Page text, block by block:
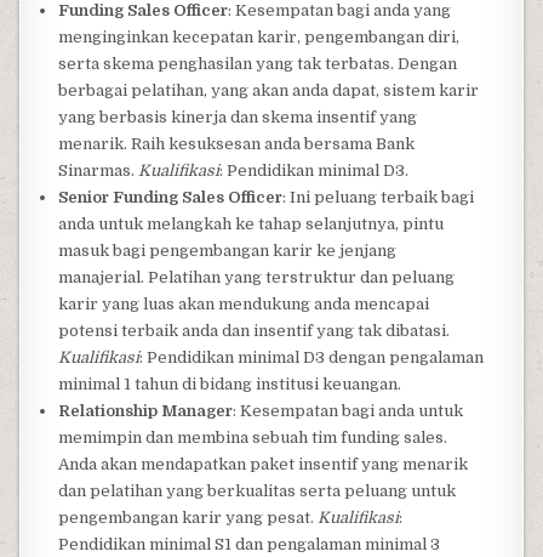
Funding Sales Officer: Kesempatan bagi anda yang
menginginkan kecepatan karir, pengembangan diri,
serta skema penghasilan yang tak terbatas. Dengan
berbagai pelatihan, yang akan anda dapat, sistem karir
yang berbasis kinerja dan skema insentif yang
menarik. Raih kesuksesan anda bersama Bank
Sinarmas.Kualifikasi: Pendidikan minimal D3.
Senior Funding Sales Officer: Ini peluang terbaik bagi
anda untuk melangkah ke tahap selanjutnya, pintu
masuk bagi pengembangan karir ke jenjang
manajerial. Pelatihan yang terstruktur dan peluang
karir yang luas akan mendukung anda mencapai
potensi terbaik anda dan insentif yang tak dibatasi.
Kualifikasi: Pendidikan minimal D3 dengan pengalaman
minimal 1 tahun di bidang institusi keuangan.
Relationship Manager: Kesempatan bagi anda untuk
memimpin dan membina sebuah tim funding sales.
Anda akan mendapatkan paket insentif yang menarik
dan pelatihan yang berkualitas serta peluang untuk
pengembangan karir yang pesat.Kualifikasi:
Pendidikan minimal S1 dan pengalaman minimal 3